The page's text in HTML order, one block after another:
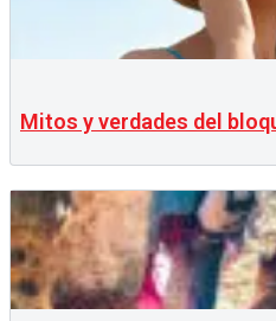
Mitos y verdades del